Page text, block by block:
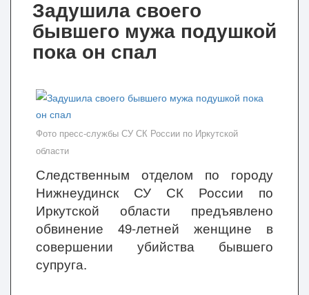
Задушила своего
бывшего мужа подушкой
пока он спал
Фото пресс-службы СУ СК России по Иркутской
области
Следственным отделом по городу
Нижнеудинск СУ СК России по
Иркутской области предъявлено
обвинение 49-летней женщине в
совершении убийства бывшего
супруга.